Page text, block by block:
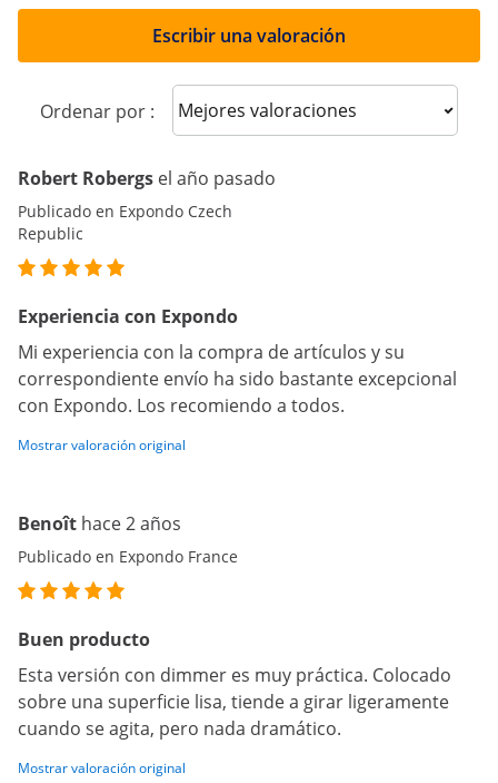
Escribir una valoración
Ordenar por : Sort reviews
Robert Robergs el año pasado
Publicado en Expondo Czech
Republic
Experiencia con Expondo
Mi experiencia con la compra de artículos y su
correspondiente envío ha sido bastante excepcional
con Expondo. Los recomiendo a todos.
Mostrar valoración original
Benoît hace 2 años
Publicado en Expondo France
Buen producto
Esta versión con dimmer es muy práctica. Colocado
sobre una superficie lisa, tiende a girar ligeramente
cuando se agita, pero nada dramático.
Mostrar valoración original